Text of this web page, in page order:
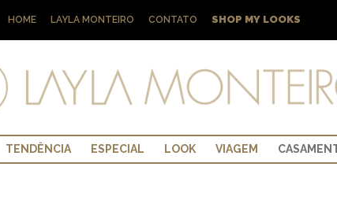
HOME LAYLA MONTEIRO CONTATO SHOP MY LOOKS
TENDÊNCIA ESPECIAL LOOK VIAGEM